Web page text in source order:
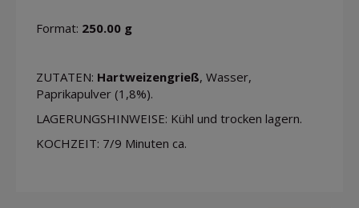
Format: 250.00 g
ZUTATEN: Hartweizengrieß, Wasser,
Paprikapulver (1,8%).
LAGERUNGSHINWEISE: Kühl und trocken lagern.
KOCHZEIT: 7/9 Minuten ca.